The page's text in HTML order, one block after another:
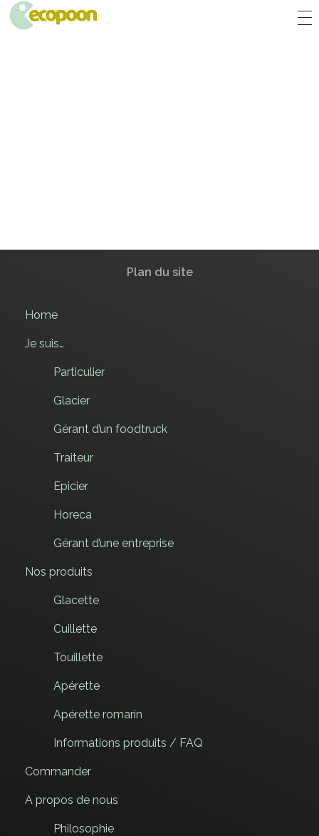
Plan du site
Home
Je suis…
Particulier
Glacier
Gérant d’un foodtruck
Traiteur
Epicier
Horeca
Gérant d’une entreprise
Nos produits
Glacette
Cuillette
Touillette
Apérette
Apérette romarin
Informations produits / FAQ
Commander
A propos de nous
Philosophie